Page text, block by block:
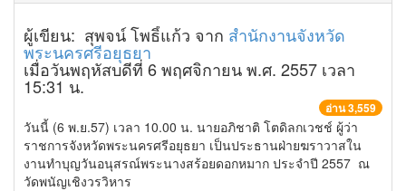
ผู้เขียน: สุพจน์ โพธิ์แก้ว จาก สำนักงานจังหวัด
พระนครศรีอยุธยา
เมื่อวันพฤหัสบดีที่ 6 พฤศจิกายน พ.ศ. 2557 เวลา
15:31 น.
อ่าน 3,559
วันนี้ (6 พ.ย.57) เวลา 10.00 น. นายอภิชาติ โตดิลกเวชช์ ผู้ว่า
ราชการจังหวัดพระนครศรีอยุธยา เป็นประธานฝ่ายฆราวาสใน
งานทำบุญวันอนุสรณ์พระนางสร้อยดอกหมาก ประจำปี 2557 ณ
วัดพนัญเชิงวรวิหาร